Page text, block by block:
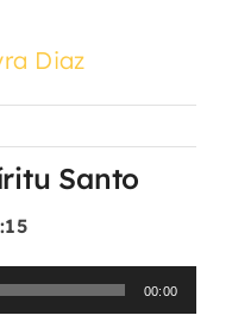
Diaz
Santo
00:00